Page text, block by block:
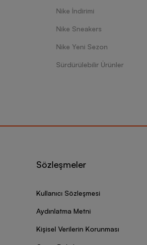
Nike İndirimi
Nike Sneakers
Nike Yeni Sezon
Sürdürülebilir Ürünler
Sözleşmeler
Kullanıcı Sözleşmesi
Aydınlatma Metni
Kişisel Verilerin Korunması